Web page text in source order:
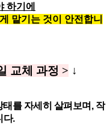
하기에
맡기는 것이 안전합니
교체 과정 > ↓
태를 자세히 살펴보며, 작
다.